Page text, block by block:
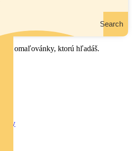
Search
omaľovánky, ktorú hľadáš.